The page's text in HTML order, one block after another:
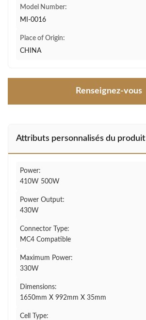
Model Number:
MI-0016
Place of Origin:
CHINA
Renseignez-vous
Attributs personnalisés du produit
Power:
410W 500W
Power Output:
430W
Connector Type:
MC4 Compatible
Maximum Power:
330W
Dimensions:
1650mm X 992mm X 35mm
Cell Type: